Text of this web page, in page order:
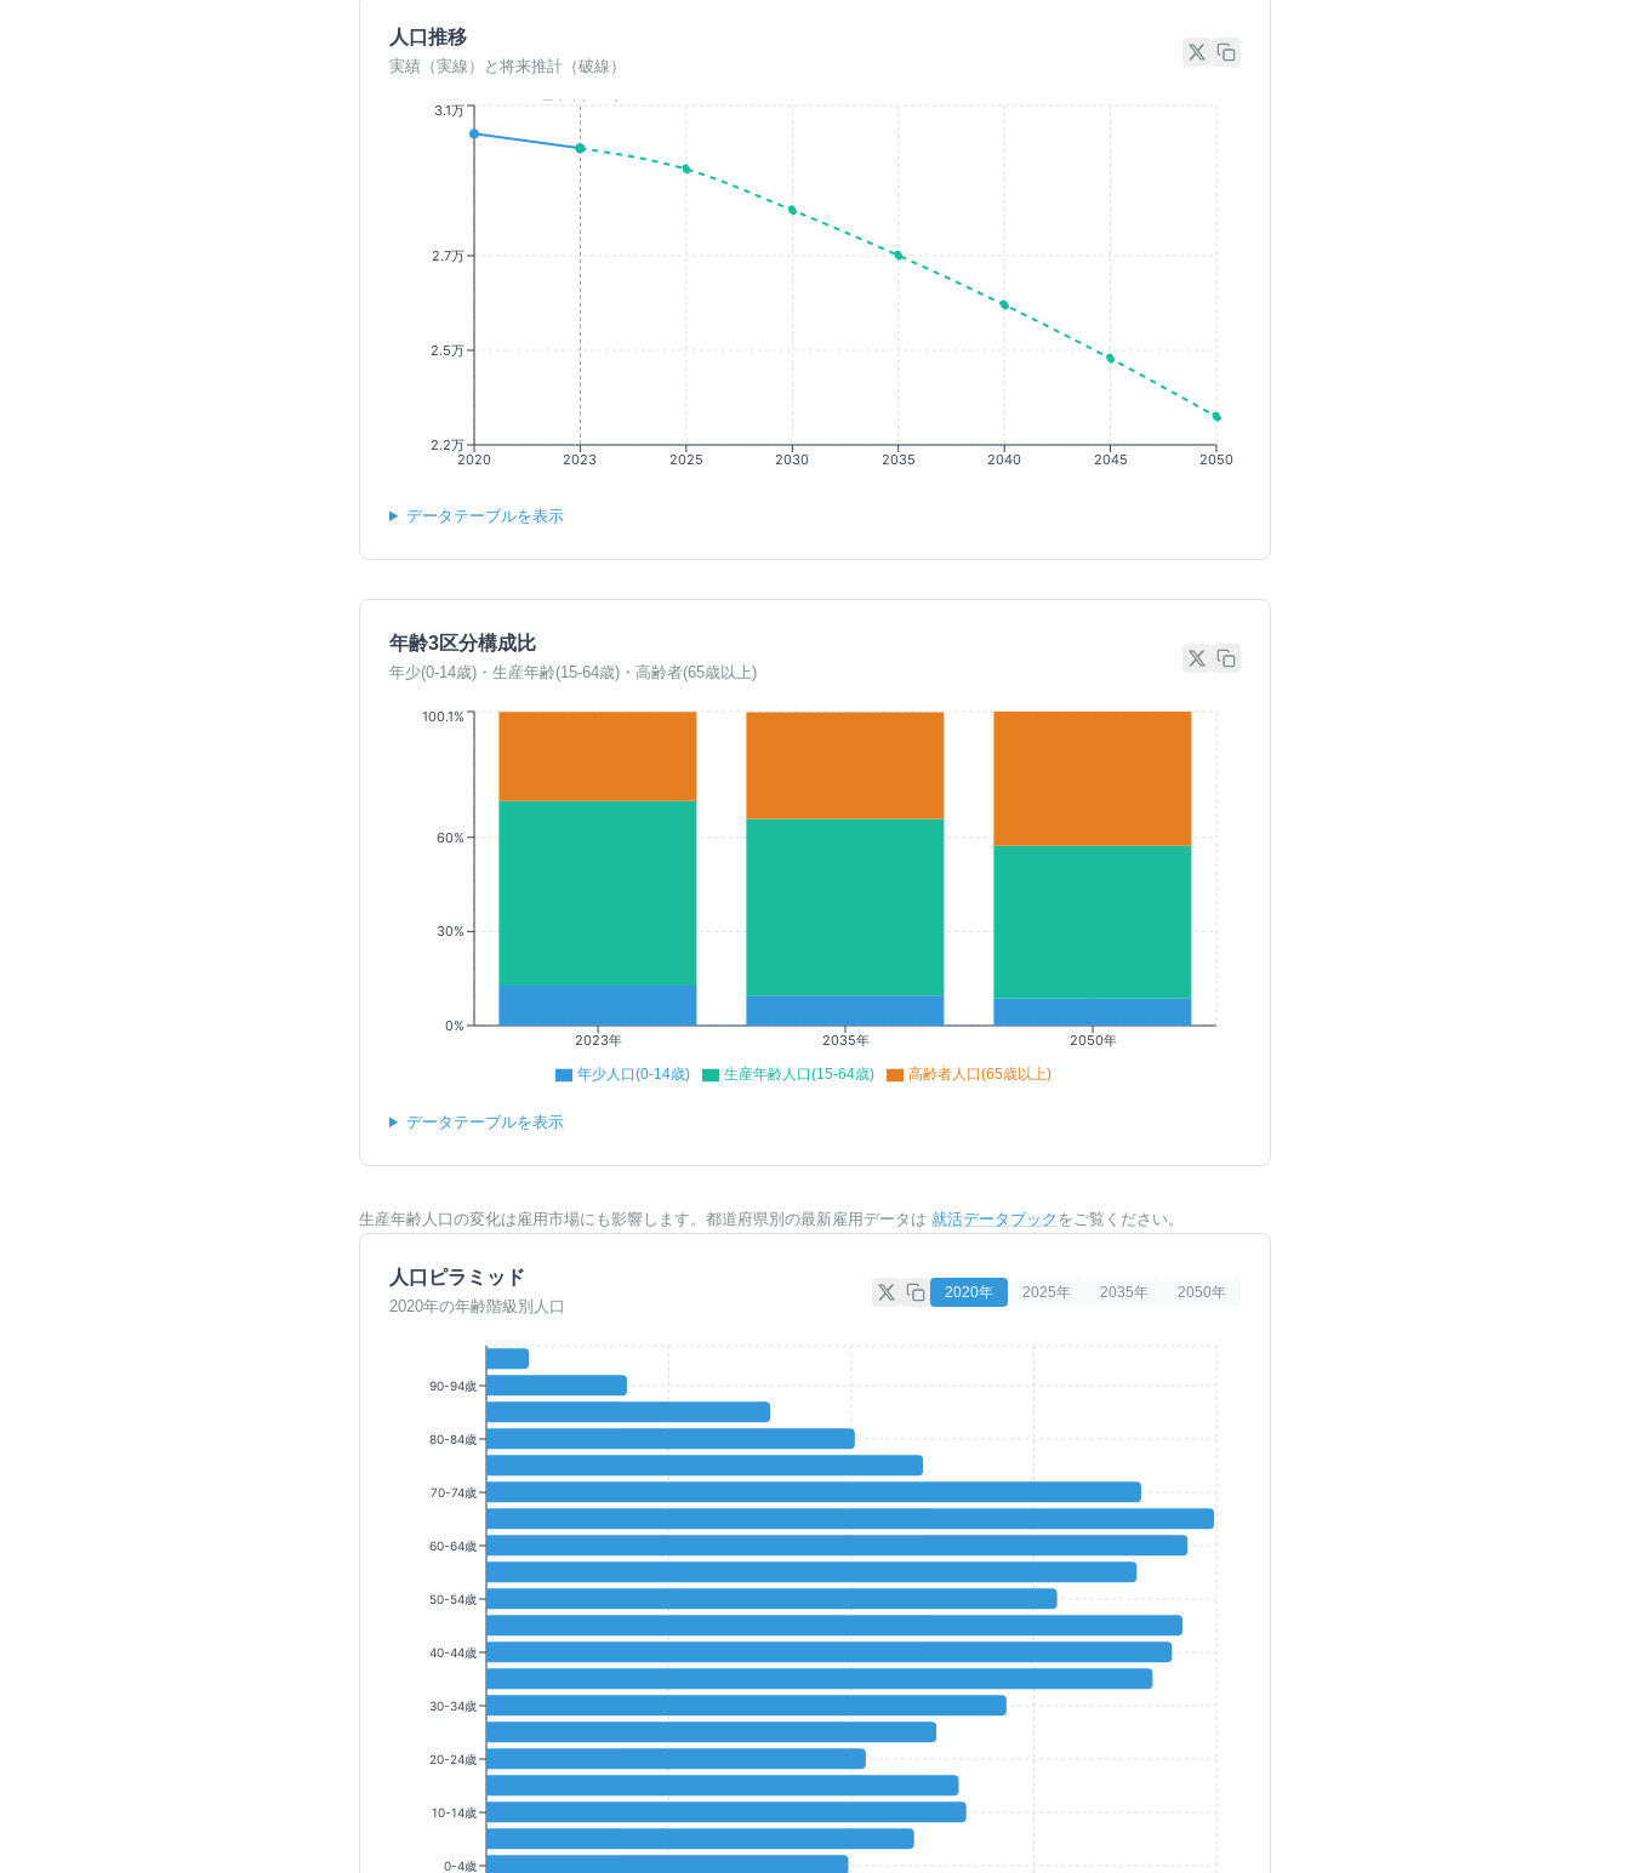
人口推移
実績（実線）と将来推計（破線）
2020 2023 2025 2030 2035 2040 2045 2050
2.2万
2.5万
2.7万
3.1万
データテーブルを表示
年齢3区分構成比
年少(0-14歳)・生産年齢(15-64歳)・高齢者(65歳以上)
2023年 2035年 2050年
0%
30%
60%
100.1%
年少人口(0-14歳) 生産年齢人口(15-64歳) 高齢者人口(65歳以上)
データテーブルを表示
生産年齢人口の変化は雇用市場にも影響します。都道府県別の最新雇用データは 就活データブック をご覧ください。
人口ピラミッド
2020年の年齢階級別人口
2020年 2025年 2035年 2050年
90-94歳
80-84歳
70-74歳
60-64歳
50-54歳
40-44歳
30-34歳
20-24歳
10-14歳
0-4歳